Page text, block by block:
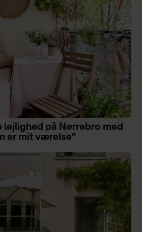
lejlighed på Nørrebro med
er mit værelse”